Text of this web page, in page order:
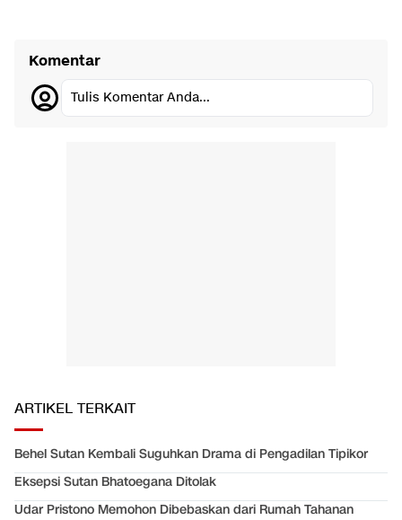
Komentar
Tulis Komentar Anda...
ARTIKEL TERKAIT
Behel Sutan Kembali Suguhkan Drama di Pengadilan Tipikor
Eksepsi Sutan Bhatoegana Ditolak
Udar Pristono Memohon Dibebaskan dari Rumah Tahanan